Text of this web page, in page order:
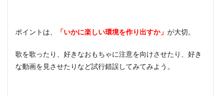
ポイントは、 「いかに楽しい環境を作り出すか」 が大切。
歌を歌ったり、好きなおもちゃに注意を向けさせたり、好き
な動画を見させたりなど試行錯誤してみてみよう。